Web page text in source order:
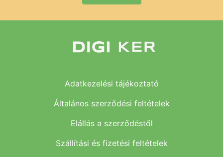
Adatkezelési tájékoztató
Általános szerződési feltételek
Elállás a szerződéstől
Szállítási és fizetési feltételek